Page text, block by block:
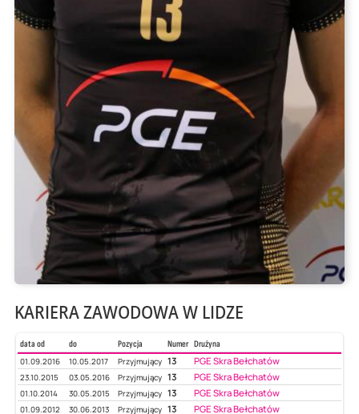
KARIERA ZAWODOWA W LIDZE
data od do Pozycja Numer Drużyna
01.09.2016
10.05.2017 Przyjmujący 13 PGE Skra Bełchatów
23.10.2015 03.05.2016 Przyjmujący 13 PGE Skra Bełchatów
01.10.2014 30.05.2015 Przyjmujący 13 PGE Skra Bełchatów
01.09.2012 30.06.2013 Przyjmujący 13 PGE Skra Bełchatów